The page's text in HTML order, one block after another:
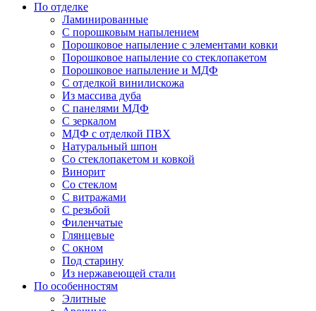
По отделке
Ламинированные
С порошковым напылением
Порошковое напыление с элементами ковки
Порошковое напыление со стеклопакетом
Порошковое напыление и МДФ
С отделкой винилискожа
Из массива дуба
С панелями МДФ
С зеркалом
МДФ с отделкой ПВХ
Натуральный шпон
Со стеклопакетом и ковкой
Винорит
Со стеклом
С витражами
С резьбой
Филенчатые
Глянцевые
С окном
Под старину
Из нержавеющей стали
По особенностям
Элитные